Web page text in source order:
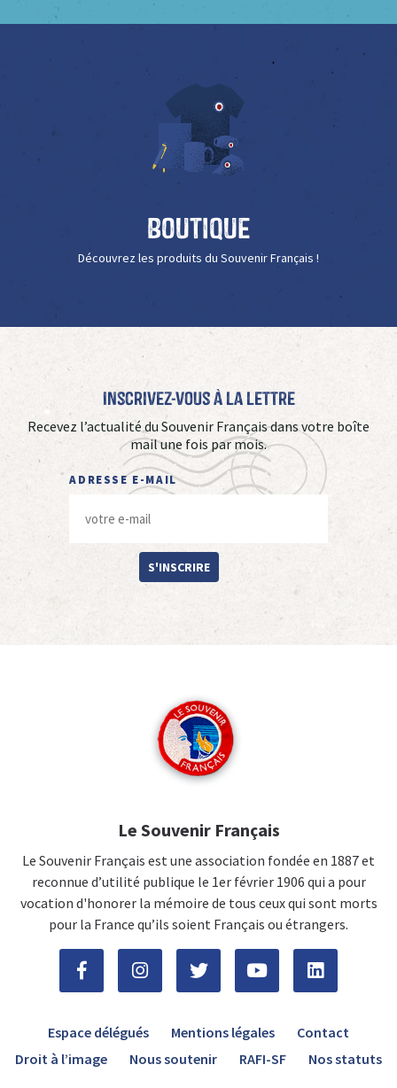
Boutique
Découvrez les produits du Souvenir Français !
Inscrivez-vous à La Lettre
Recevez l’actualité du Souvenir Français dans votre boîte
mail une fois par mois.
ADRESSE E-MAIL
S'INSCRIRE
Le Souvenir Français
Le Souvenir Français est une association fondée en 1887 et
reconnue d’utilité publique le 1er février 1906 qui a pour
vocation d'honorer la mémoire de tous ceux qui sont morts
pour la France qu’ils soient Français ou étrangers.
Espace délégués Mentions légales
Contact
Droit à l’image
Nous soutenir RAFI-SF Nos statuts